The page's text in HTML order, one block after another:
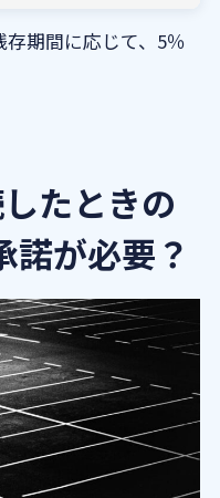
期間に応じて、5％
たときの
諾が必要？